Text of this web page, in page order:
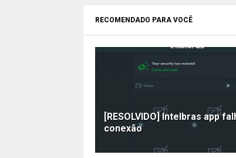
RECOMENDADO PARA VOCÊ
[RESOLVIDO] Intelbras app
conexão